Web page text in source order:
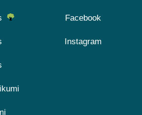
Facebook
Instagram